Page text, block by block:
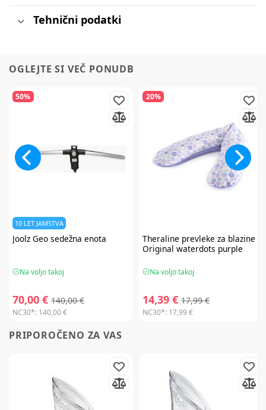
Tehnični podatki
OGLEJTE SI VEČ PONUDB
50%
10 LET JAMSTVA
JoolzGeo sedežna enota
Na voljo takoj
70,00 € 140,00 €
NC30*: 140,00 €
20%
Theraline prevleke za blazine
Original waterdots purple
Na voljo takoj
14,39 € 17,99 €
NC30*: 17,99 €
PRIPOROČENO ZA VAS